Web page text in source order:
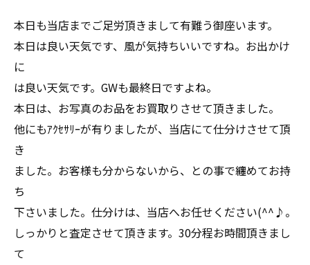
本日も当店までご足労頂きまして有難う御座います。
本日は良い天気です、風が気持ちいいですね。お出かけ
に
は良い天気です。GWも最終日ですよね。
本日は、お写真のお品をお買取りさせて頂きました。
他にもｱｸｾｻﾘｰが有りましたが、当店にて仕分けさせて頂
き
ました。お客様も分からないから、との事で纏めてお持
ち
下さいました。仕分けは、当店へお任せください(^^♪。
しっかりと査定させて頂きます。30分程お時間頂きまし
て